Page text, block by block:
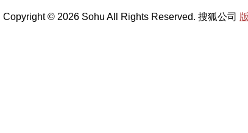
Copyright © 2026 Sohu All Rights Reserved. 搜狐公司